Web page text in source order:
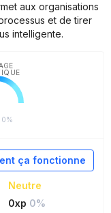
aux organisations
et de tirer
intelligente.
0%
ça fonctionne
Neutre
0xp 0%